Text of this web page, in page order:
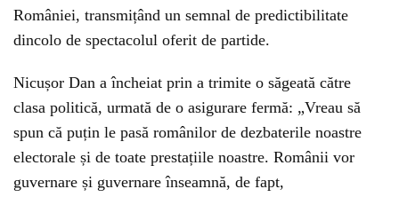
României, transmițând un semnal de predictibilitate
dincolo de spectacolul oferit de partide.
Nicușor Dan a încheiat prin a trimite o săgeată către
clasa politică, urmată de o asigurare fermă: „Vreau să
spun că puțin le pasă românilor de dezbaterile noastre
electorale și de toate prestațiile noastre. Românii vor
guvernare și guvernare înseamnă, de fapt,